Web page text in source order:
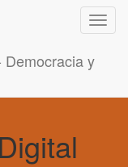
Democracia y